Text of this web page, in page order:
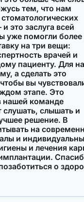
тем, что нам
это заслуга всей
уже помогли
на три вещи:
врачей и
пациенту. Для
а сделать это
вы
этапе. Это
нашей команде
слышать и
решение. В
на
и
и лечения
о